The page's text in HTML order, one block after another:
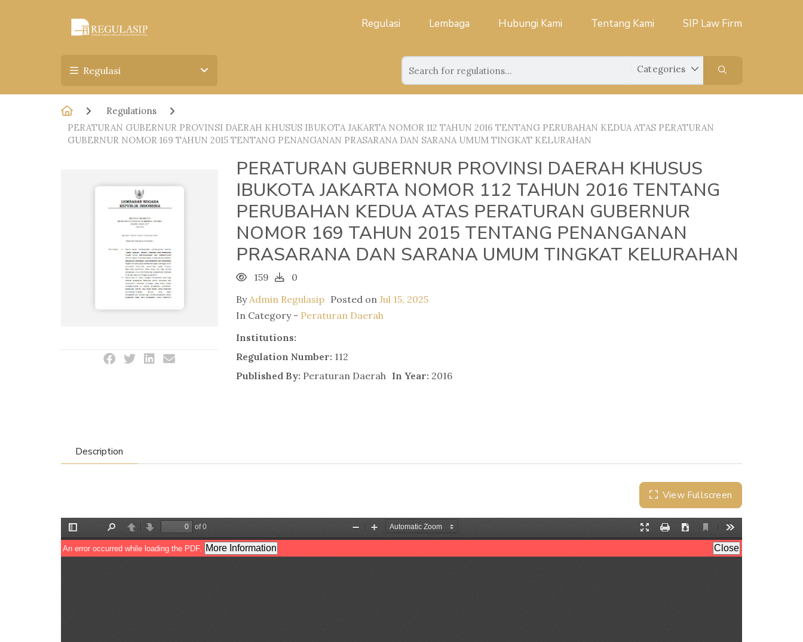
Regulasi Lembaga Hubungi Kami Tentang Kami SIP Law Firm
Regulasi
Regulations
PERATURAN GUBERNUR PROVINSI DAERAH KHUSUS IBUKOTA JAKARTA NOMOR 112 TAHUN 2016 TENTANG PERUBAHAN KEDUA ATAS PERATURAN
GUBERNUR NOMOR 169 TAHUN 2015 TENTANG PENANGANAN PRASARANA DAN SARANA UMUM TINGKAT KELURAHAN
PERATURAN GUBERNUR PROVINSI DAERAH KHUSUS
IBUKOTA JAKARTA NOMOR 112 TAHUN 2016 TENTANG
PERUBAHAN KEDUA ATAS PERATURAN GUBERNUR
NOMOR 169 TAHUN 2015 TENTANG PENANGANAN
PRASARANA DAN SARANA UMUM TINGKAT KELURAHAN
159
0
ByAdmin Regulasip Posted on Jul 15, 2025
In Category - Peraturan Daerah
Institutions:
Regulation Number: 112
Published By: Peraturan Daerah In Year: 2016
Description
View Fullscreen